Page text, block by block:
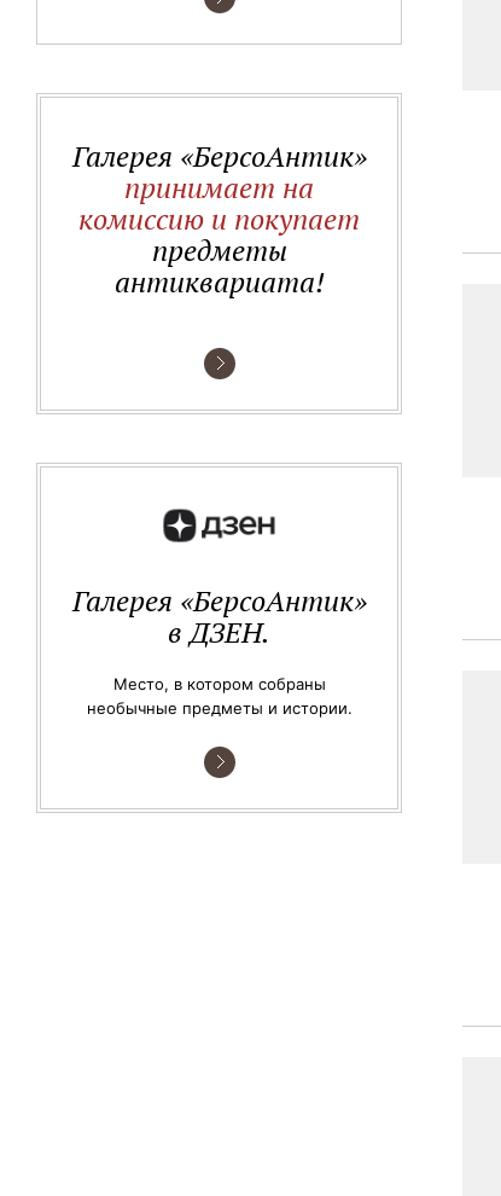
Галерея «БерсоАнтик»
принимает на
комиссию и покупает
предметы
антиквариата!
Галерея «БерсоАнтик»
в ДЗЕН.
Место, в котором собраны
необычные предметы и истории.